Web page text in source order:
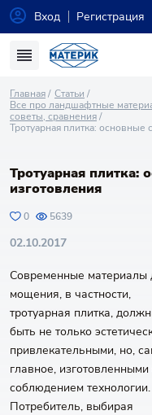
Вход Регистрация
Главная
Статьи
Все про ландшафтные
советы, сравнения
Тротуарная плитка: основные
Тротуарная плитка:
изготовления
0 5639
02.10.2017
Современные материалы
мощения, в частности,
тротуарная плитка,
быть не только
привлекательными, но,
главное, изготовленными
соблюдением технологии.
Потребитель, выбирая